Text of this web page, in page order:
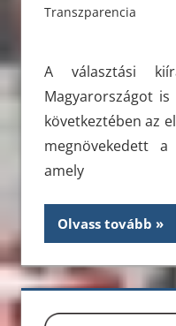
Transzparencia
A választási
Magyarországot is
következtében az
megnövekedett a
amely
Olvass tovább